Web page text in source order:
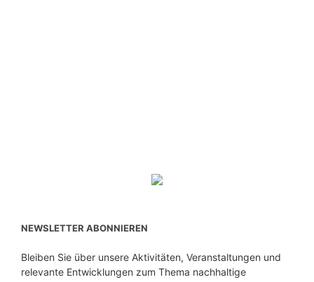
NEWSLETTER ABONNIEREN
Bleiben Sie über unsere Aktivitäten, Veranstaltungen und
relevante Entwicklungen zum Thema nachhaltige